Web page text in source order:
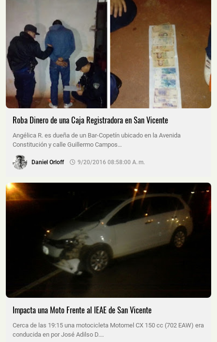
Roba Dinero de una Caja Registradora en San Vicente
Angélica R. es dueña de un Bar-Copetín ubicado en la Avenida
Constitución y calle Guillermo Campos…
Daniel Orloff 9/20/2016 08:58:00 A. M.
Impacta una Moto Frente al IEAE de San Vicente
Cerca de las 19:15 una motocicleta Motomel CX 150 cc (702 EAW) era
conducida en por José Adilso D.…